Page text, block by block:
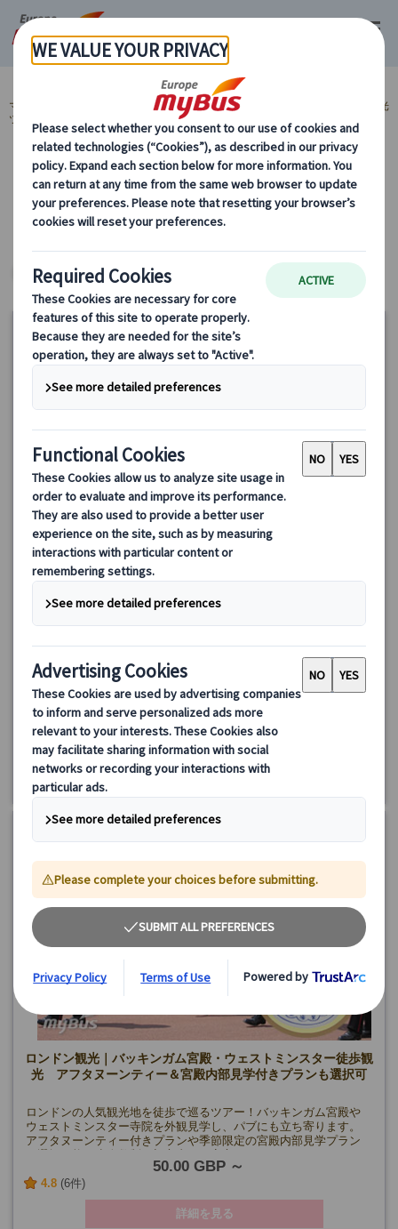
マイバス・ヨーロッパ イギリス (48) ロンドン (48)
ロンドン市内観光
ツアー (16)
カテゴリーから探す
ロンドン市内観光ツアー
ヨーロッパ・プライベートツアー
【7-8月限定】ビッグベンがシンボルのウェストミンスター宮
殿(国会議事堂)内部特別見学｜公認ガイドが日本語で案内
ロンドンのシンボル「ビッグベン」で知られる国会議事堂を日本
語公認ガイドと巡る特別ツアー！世界遺産の内部を詳しく解説付
68.00 GBP
詳細を見る
8/1・8・17
約2時間
ロンドン観光｜バッキンガム宮殿・ウェストミンスター徒歩観
光 アフタヌーンティー＆宮殿内部見学付きプランも選択可
ロンドンの人気観光地を徒歩で巡るツアー！バッキンガム宮殿や
ウェストミンスター寺院を外観見学し、パブにも立ち寄ります。
アフタヌーンティー付きプランや季節限定の宮殿内部見学プラン
50.00 GBP
4.8 (6件)
詳細を見る